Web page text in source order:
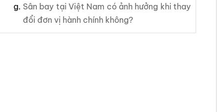
Sân bay tại Việt Nam có ảnh hưởng khi thay
đổi đơn vị hành chính không?